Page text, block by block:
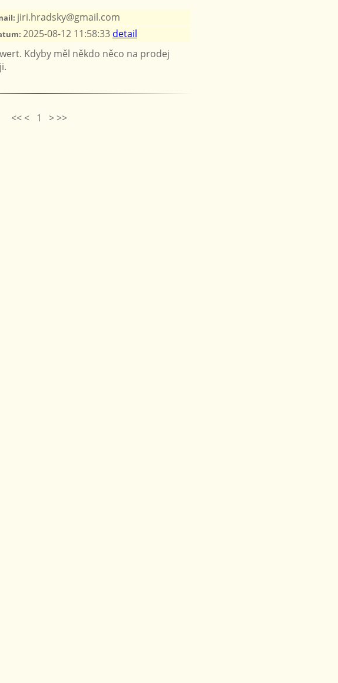
jiri.hradsky@gmail.com
2025-08-12 11:58:33 detail
Kdyby měl někdo něco na prodej
<< < 1 > >>